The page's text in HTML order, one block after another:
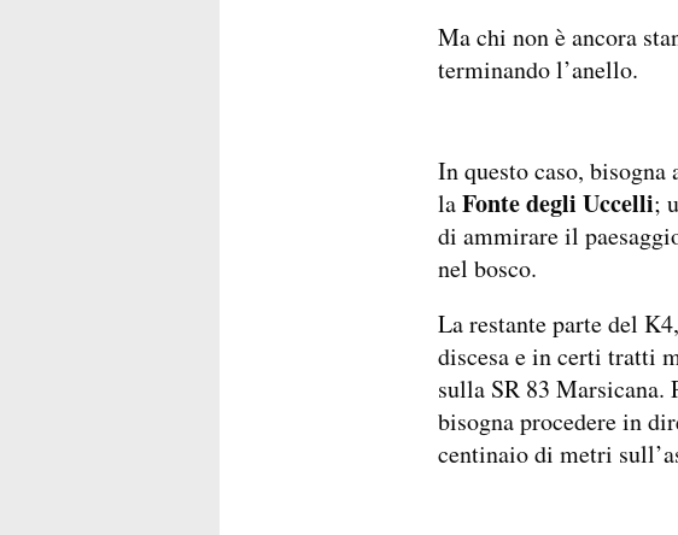
Ma chi non è ancora
terminando l’anello.
In questo caso,
laFonte degli Uccelli;
di ammirare il
nel bosco.
La restante parte del
discesa e in certi tratti
sulla SR 83 Marsicana.
bisogna procedere in
centinaio di metri